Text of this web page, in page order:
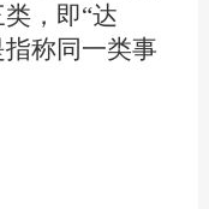
，即“达
指称同一类事